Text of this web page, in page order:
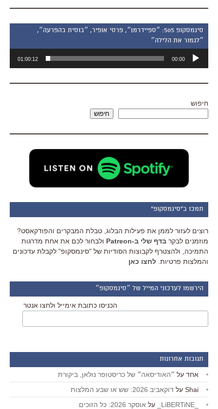
סינמסקופ 505: ״ספיידרמן״, פרסי אופיר, ״בוסית בהפרעה״,
״לגמור את הלילה״
אודיו
00:00
01:00:12
חיפוש
חיפוש
תמכו ב"סינמסקופ"
רוצים לעזור לממן את פעילות הבלוג, טבלת המבקרים והפודקאסט?
מוזמנים לבקר בדף שלי ב-Patreon
ולבחור לכם את אחת מדרגות
התמיכה, ולהצטרף לקבוצות הסודיות של "סינמסקופ" לקבלת עדכונים
והמלצות פרטיות. לחצו כאן
הירשמו לעדכוני המייל של ״סינמסקופ״
הכניסו כתובת אימייל ולחצו אנטר
תגובות אחרונות
אחד על ״האודיסאה״ של כריסטופר נולאן, ביקורת
Shai על דוקאביב 2026: שש או שבע המלצות
על אוסקר 2026: כל הזוכים